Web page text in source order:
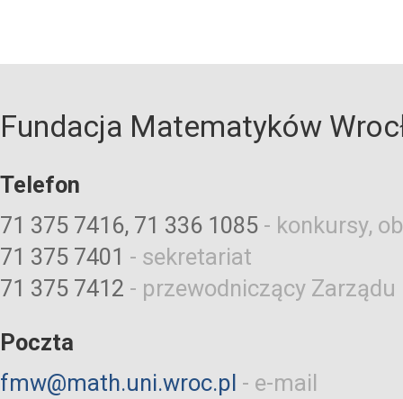
Fundacja Matematyków
Telefon
71 375 7416, 71 336 1085 - konkursy,
71 375 7401 - sekretariat
71 375 7412 - przewodniczący Zarządu
Poczta
fmw@math.uni.wroc.pl - e-mail